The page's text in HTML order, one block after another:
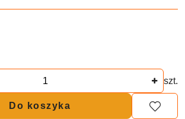
szt.
Do koszyka